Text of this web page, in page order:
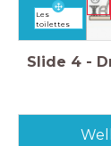
Les
toilettes
Slide 4 -